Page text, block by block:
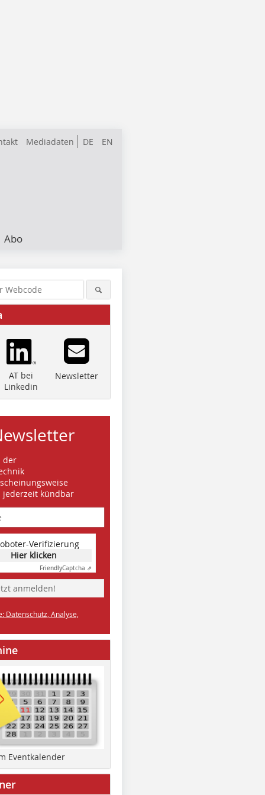
DE EN
Mediadaten
Abo
AT bei
Linkedin
Newsletter
der
jederzeit kündbar
Verifizierung
Hier klicken
FriendlyCaptcha ⇗
anmelden!
Datenschutz, Analyse,
Eventkalender